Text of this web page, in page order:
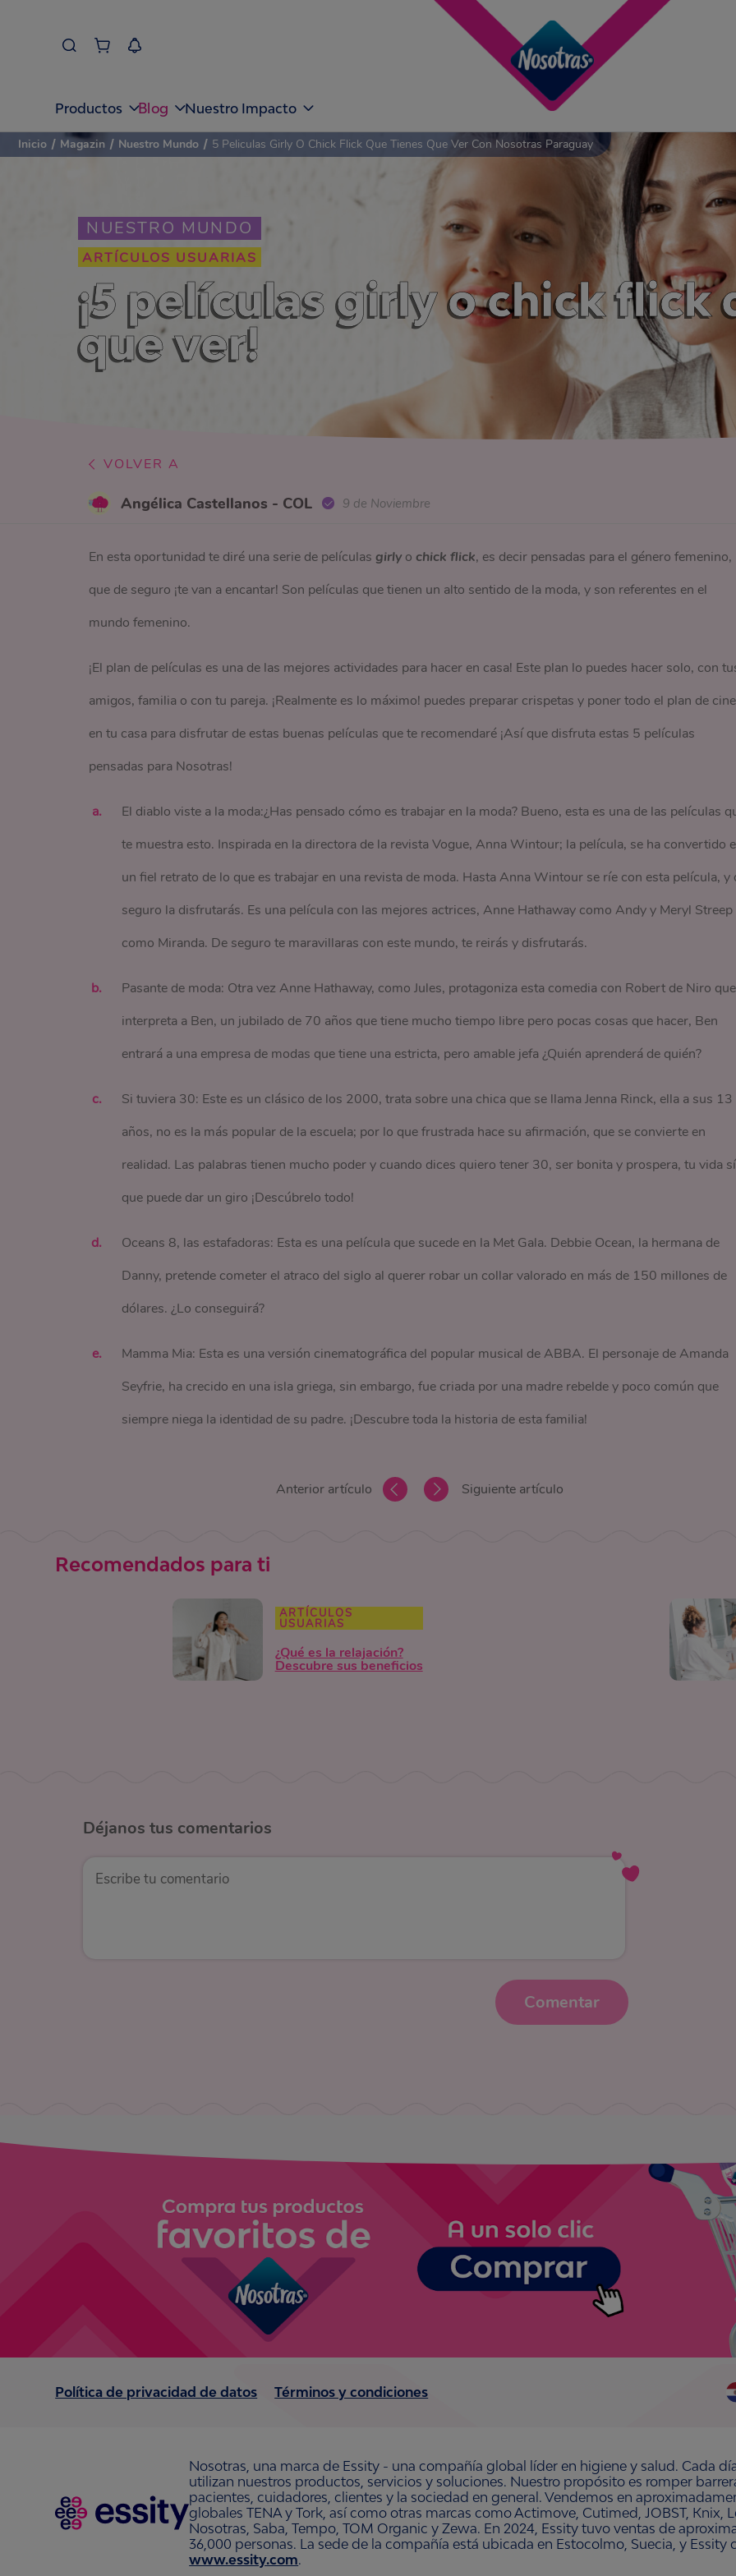
Productos Blog Nuestro Impacto
NUESTRO MUNDO
ARTÍCULOS USUARIAS
¡5 películas girly o chick flick
que ver!
Inicio / Magazin / Nuestro Mundo / 5 Peliculas Girly O Chick Flick Que Tienes Que Ver Con Nosotras Paraguay
VOLVER A
Angélica Castellanos - COL 9 de Noviembre
En esta oportunidad te diré una serie de películas girlyo chick flick, es decir pensadas para el género femenino,
que de seguro ¡te van a encantar! Son películas que tienen un alto sentido de la moda, y son referentes en el
mundo femenino.
¡El plan de películas es una de las mejores actividades para hacer en casa! Este plan lo puedes hacer solo, con
amigos, familia o con tu pareja. ¡Realmente es lo máximo! puedes preparar crispetas y poner todo el plan de cine
en tu casa para disfrutar de estas buenas películas que te recomendaré ¡Así que disfruta estas 5 películas
pensadas para Nosotras!
El diablo viste a la moda:¿Has pensado cómo es trabajar en la moda? Bueno, esta es una de las películas
te muestra esto. Inspirada en la directora de la revista Vogue, Anna Wintour; la película, se ha convertido
un fiel retrato de lo que es trabajar en una revista de moda. Hasta Anna Wintour se ríe con esta película, y
seguro la disfrutarás. Es una película con las mejores actrices, Anne Hathaway como Andy y Meryl Streep
como Miranda. De seguro te maravillaras con este mundo, te reirás y disfrutarás.
Pasante de moda: Otra vez Anne Hathaway, como Jules, protagoniza esta comedia con Robert de Niro que
interpreta a Ben, un jubilado de 70 años que tiene mucho tiempo libre pero pocas cosas que hacer, Ben
entrará a una empresa de modas que tiene una estricta, pero amable jefa ¿Quién aprenderá de quién?
Si tuviera 30: Este es un clásico de los 2000, trata sobre una chica que se llama Jenna Rinck, ella a sus 13
años, no es la más popular de la escuela; por lo que frustrada hace su afirmación, que se convierte en
realidad. Las palabras tienen mucho poder y cuando dices quiero tener 30, ser bonita y prospera, tu vida sí
que puede dar un giro ¡Descúbrelo todo!
Oceans 8, las estafadoras: Esta es una película que sucede en la Met Gala. Debbie Ocean, la hermana de
Danny, pretende cometer el atraco del siglo al querer robar un collar valorado en más de 150 millones de
dólares. ¿Lo conseguirá?
Mamma Mia: Esta es una versión cinematográfica del popular musical de ABBA. El personaje de Amanda
Seyfrie, ha crecido en una isla griega, sin embargo, fue criada por una madre rebelde y poco común que
siempre niega la identidad de su padre. ¡Descubre toda la historia de esta familia!
Anterior artículo Siguiente artículo
Recomendados para ti
ARTÍCULOS
USUARIAS
¿Qué es la relajación?
Descubre sus beneficios
Déjanos tus comentarios
Comentar
Política de privacidad de datos Términos y condiciones
Nosotras, una marca de Essity - una compañía global líder en higiene y salud. Cada
utilizan nuestros productos, servicios y soluciones. Nuestro propósito es romper
pacientes, cuidadores, clientes y la sociedad en general. Vendemos en
globales TENA y Tork, así como otras marcas como Actimove, Cutimed, JOBST, Knix,
Nosotras, Saba, Tempo, TOM Organic y Zewa. En 2024, Essity tuvo ventas de
36,000 personas. La sede de la compañía está ubicada en Estocolmo, Suecia, y
www.essity.com.